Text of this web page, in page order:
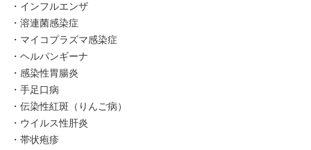
・インフルエンザ
・溶連菌感染症
・マイコプラズマ感染症
・ヘルパンギーナ
・感染性胃腸炎
・手足口病
・伝染性紅斑（りんご病）
・ウイルス性肝炎
・帯状疱疹